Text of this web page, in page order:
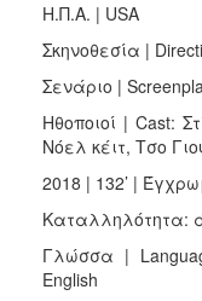
Η.Π.Α. | USA
Σκηνοθεσία |
Σενάριο |
Ηθοποιοί | Cast:
Νόελ κέιτ, Τσο
2018 | 132’ |
Καταλληλότητα:
Γλώσσα |
English